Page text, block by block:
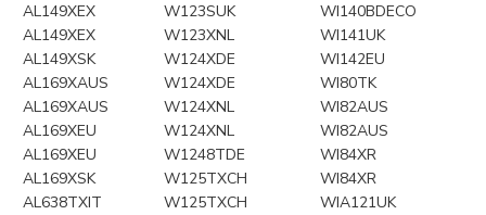
AL149XEX
W123SUK
WI140BDECO
AL149XEX
W123XNL
WI141UK
AL149XSK
W124XDE
WI142EU
AL169XAUS
W124XDE
WI80TK
AL169XAUS
W124XNL
WI82AUS
AL169XEU
W124XNL
WI82AUS
AL169XEU
W1248TDE
WI84XR
AL169XSK
W125TXCH
WI84XR
AL638TXIT
W125TXCH
WIA121UK